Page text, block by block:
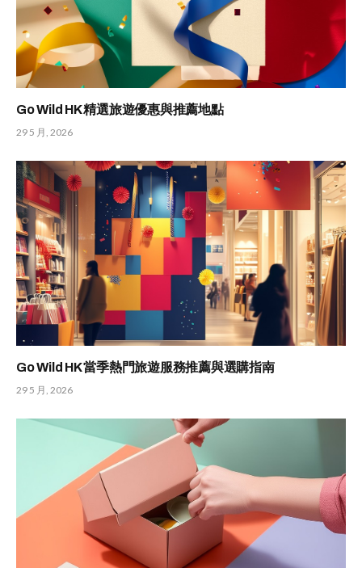
Go Wild HK 精選旅遊優惠與推薦地點
29 5 月, 2026
Go Wild HK 當季熱門旅遊服務推薦與選購指南
29 5 月, 2026